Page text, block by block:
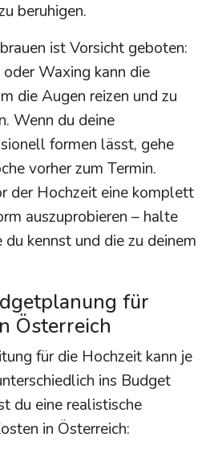
beruhigen.
ist Vorsicht geboten:
Waxing kann die
die Augen reizen und zu
Wenn du deine
formen lässt, gehe
vorher zum Termin.
der Hochzeit eine komplett
auszuprobieren – halte
du kennst und die zu deinem
für
Österreich
für die Hochzeit kann je
ins Budget
du eine realistische
in Österreich: